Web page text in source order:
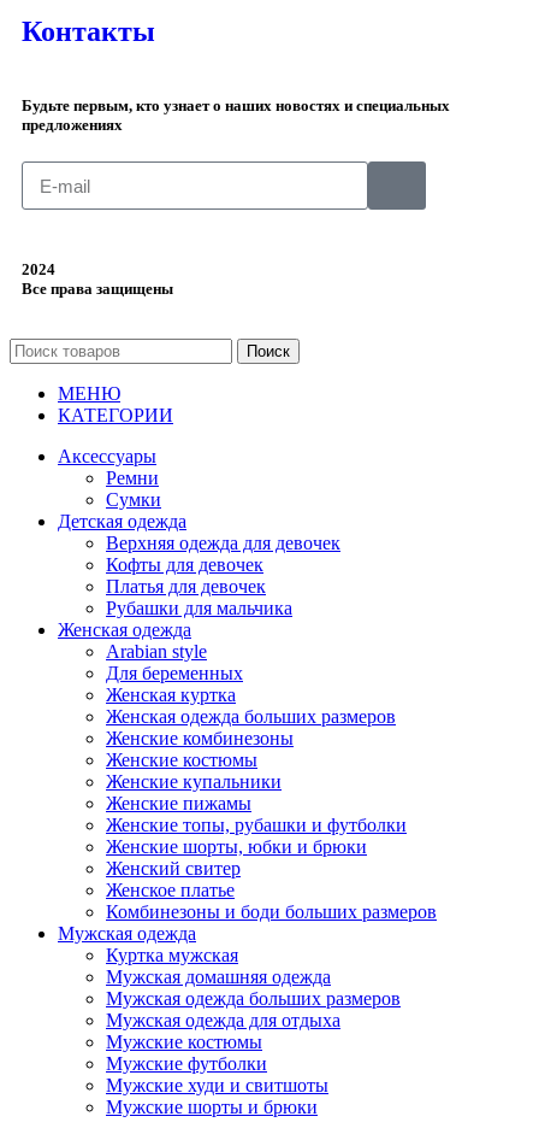
Контакты
Будьте первым, кто узнает о наших новостях и специальных
предложениях
2024
Все права защищены
Поиск
МЕНЮ
КАТЕГОРИИ
Аксессуары
Ремни
Сумки
Детская одежда
Верхняя одежда для девочек
Кофты для девочек
Платья для девочек
Рубашки для мальчика
Женская одежда
Arabian style
Для беременных
Женская куртка
Женская одежда больших размеров
Женские комбинезоны
Женские костюмы
Женские купальники
Женские пижамы
Женские топы, рубашки и футболки
Женские шорты, юбки и брюки
Женский свитер
Женское платье
Комбинезоны и боди больших размеров
Мужская одежда
Куртка мужская
Мужская домашняя одежда
Мужская одежда больших размеров
Мужская одежда для отдыха
Мужские костюмы
Мужские футболки
Мужские худи и свитшоты
Мужские шорты и брюки